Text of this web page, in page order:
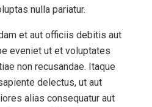
nulla pariatur.
et aut officiis debitis aut
eveniet ut et voluptates
non recusandae. Itaque
delectus, ut aut
alias consequatur aut